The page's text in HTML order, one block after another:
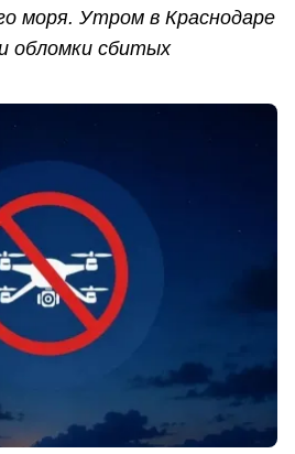
моря. Утром в Краснодаре
обломки сбитых